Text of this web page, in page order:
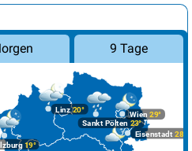
9 Tage
Linz20°
19°
Wien 29°
Eisenstadt 28°
Sankt Pölten 23°